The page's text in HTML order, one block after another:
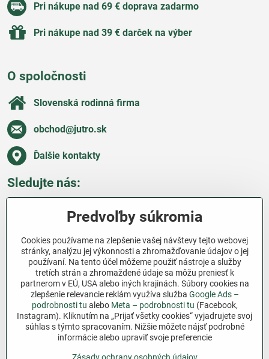
Pri nákupe nad 69 € doprava zadarmo
Pri nákupe nad 39 € darček na výber
O spoločnosti
Slovenská rodinná firma
obchod​@jutro​.sk
Ďalšie kontakty
Sledujte nás:
Všetko o nákupe
Ďakujeme za podporu
Sme slovenský e-shop bez dotácií​. Fungujeme len
vďaka vám – ľuďom, ktorí veria v poctivú prácu a
lásku k pôde​. Každý nákup na Jutro​.sk nám pomáha
pokračovať v tom, čo má zmysel – pomáhať
záhradkárom zadarmo a srdcom​.
Predvoľby súkromia
Cookies používame na zlepšenie vašej návštevy tejto webovej
stránky, analýzu jej výkonnosti a zhromažďovanie údajov o jej
používaní. Na tento účel môžeme použiť nástroje a služby
tretích strán a zhromaždené údaje sa môžu preniesť k
partnerom v EÚ, USA alebo iných krajinách. Súbory cookies na
zlepšenie relevancie reklám využíva služba Google Ads –
podrobnosti tu alebo Meta – podrobnosti tu (Facebook,
Instagram). Kliknutím na „Prijať všetky cookies“ vyjadrujete svoj
súhlas s týmto spracovaním. Nižšie môžete nájsť podrobné
informácie alebo upraviť svoje preferencie